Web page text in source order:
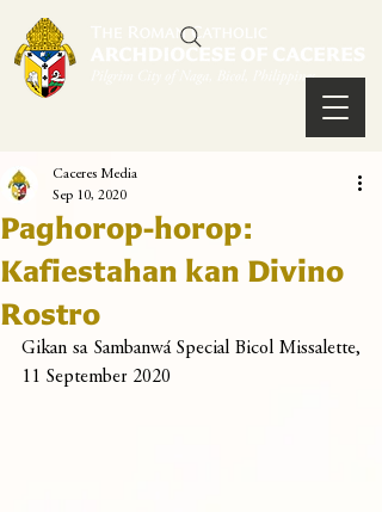
Paghorop-horop:
Kafiestahan kan Divino
Rostro
Caceres Media
Sep 10, 2020
Gikan sa Sambanwá Special Bicol Missalette,
11 September 2020